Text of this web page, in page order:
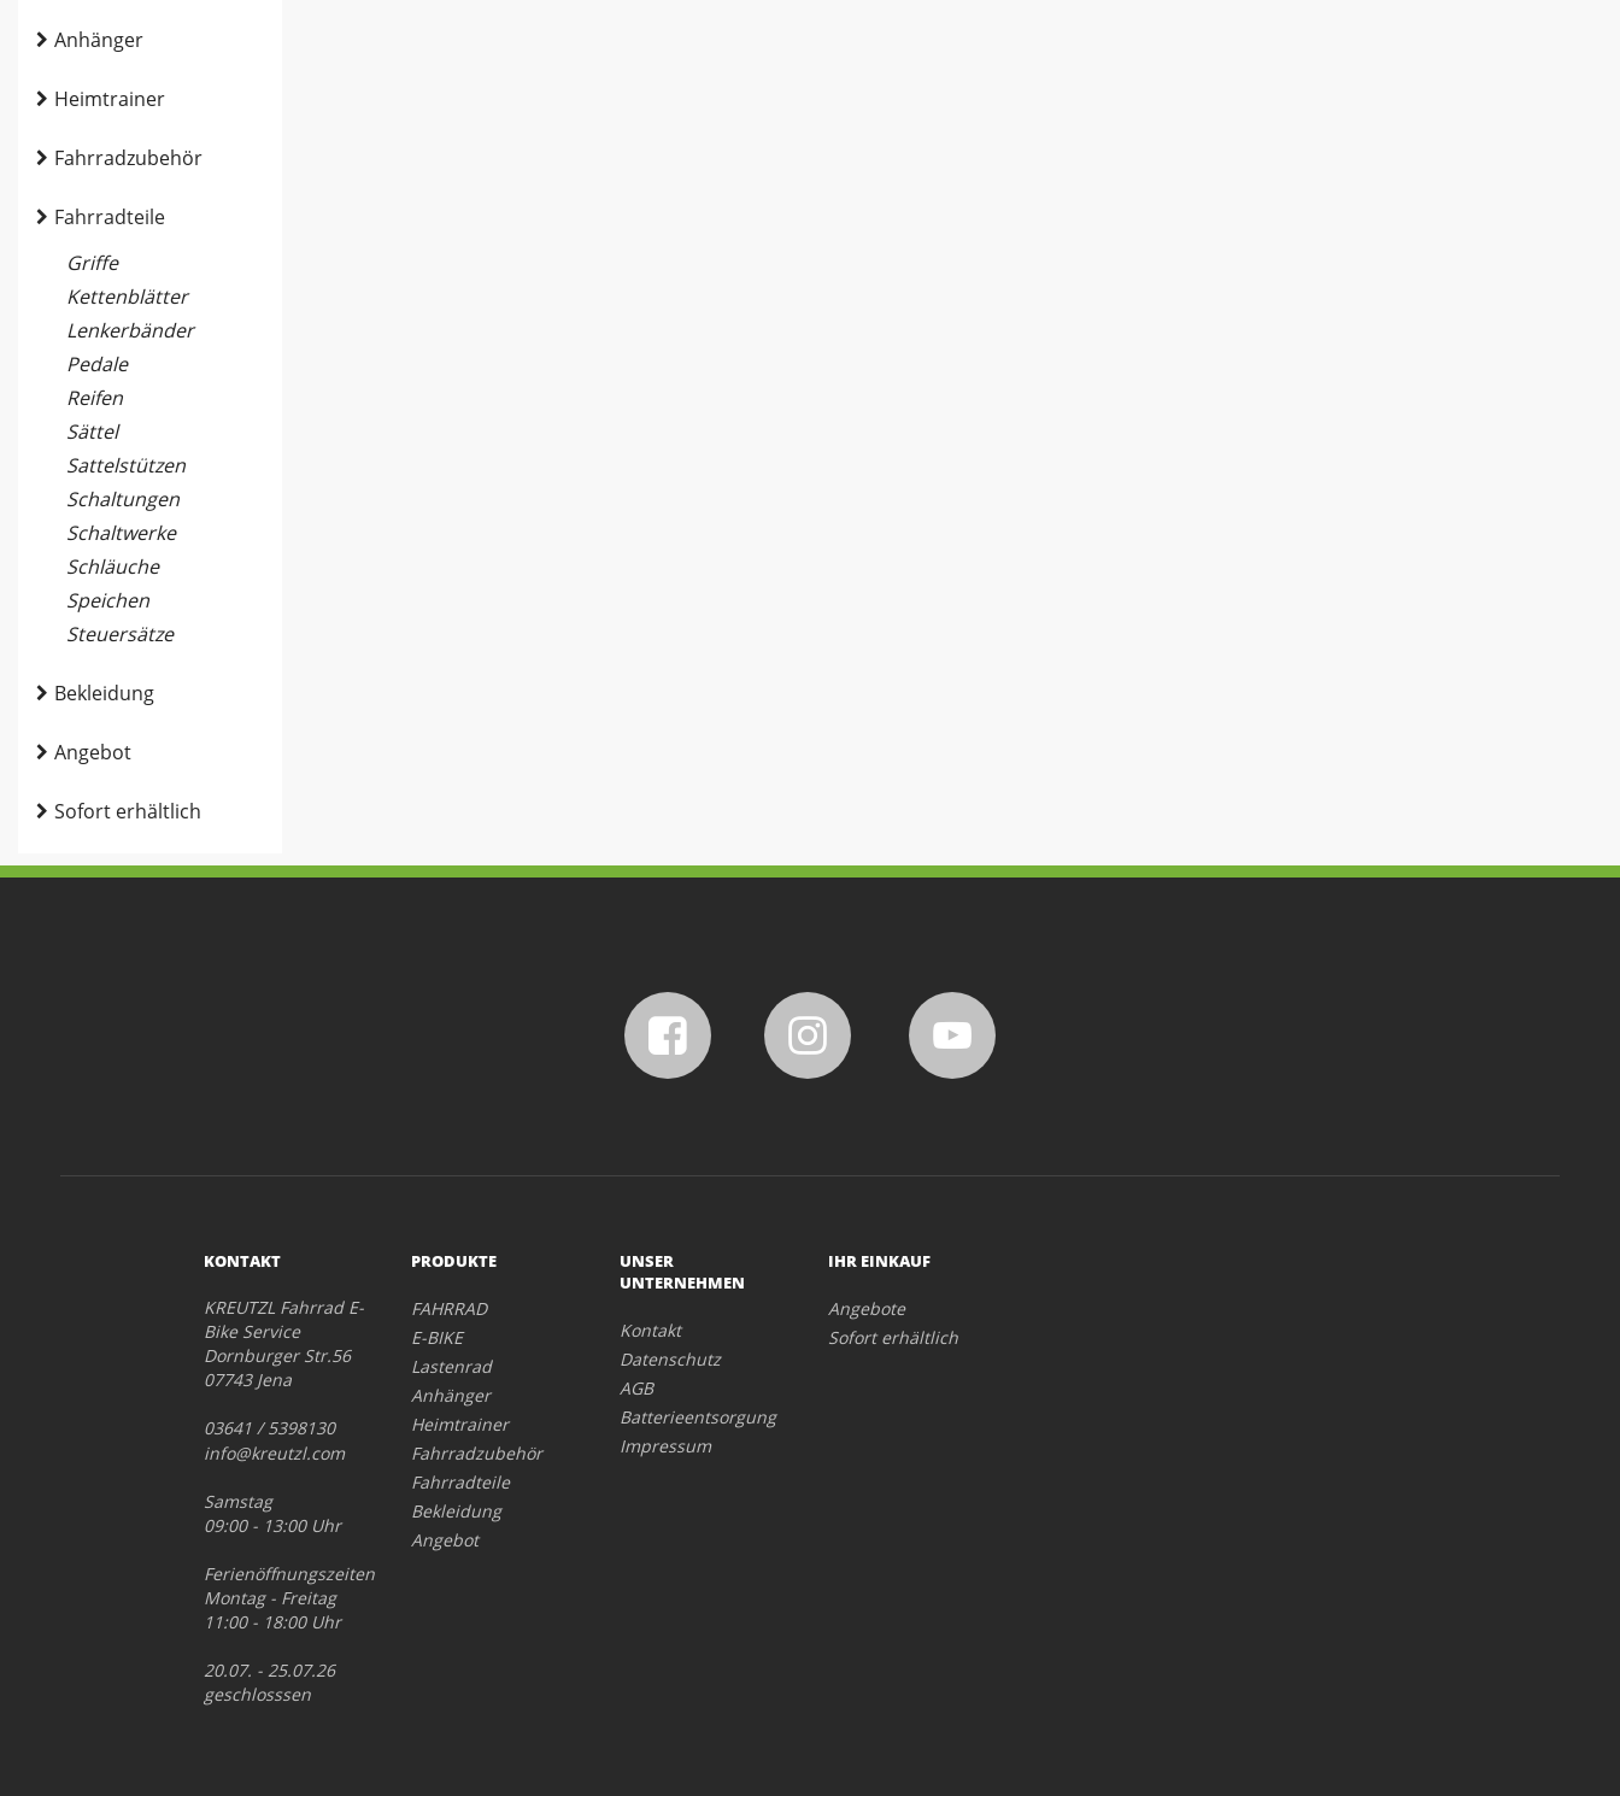
Anhänger
Heimtrainer
Fahrradzubehör
Fahrradteile
Griffe
Kettenblätter
Lenkerbänder
Pedale
Reifen
Sättel
Sattelstützen
Schaltungen
Schaltwerke
Schläuche
Speichen
Steuersätze
Bekleidung
Angebot
Sofort erhältlich
KONTAKT
KREUTZL Fahrrad E-
Bike Service
Dornburger Str.56
07743 Jena
03641 / 5398130
info@kreutzl.com
Samstag
09:00 - 13:00 Uhr
Ferienöffnungszeiten
Montag - Freitag
11:00 - 18:00 Uhr
20.07. - 25.07.26
geschlosssen
PRODUKTE
FAHRRAD
E-BIKE
Lastenrad
Anhänger
Heimtrainer
Fahrradzubehör
Fahrradteile
Bekleidung
Angebot
UNSER
UNTERNEHMEN
Kontakt
Datenschutz
AGB
Batterieentsorgung
Impressum
IHR EINKAUF
Angebote
Sofort erhältlich